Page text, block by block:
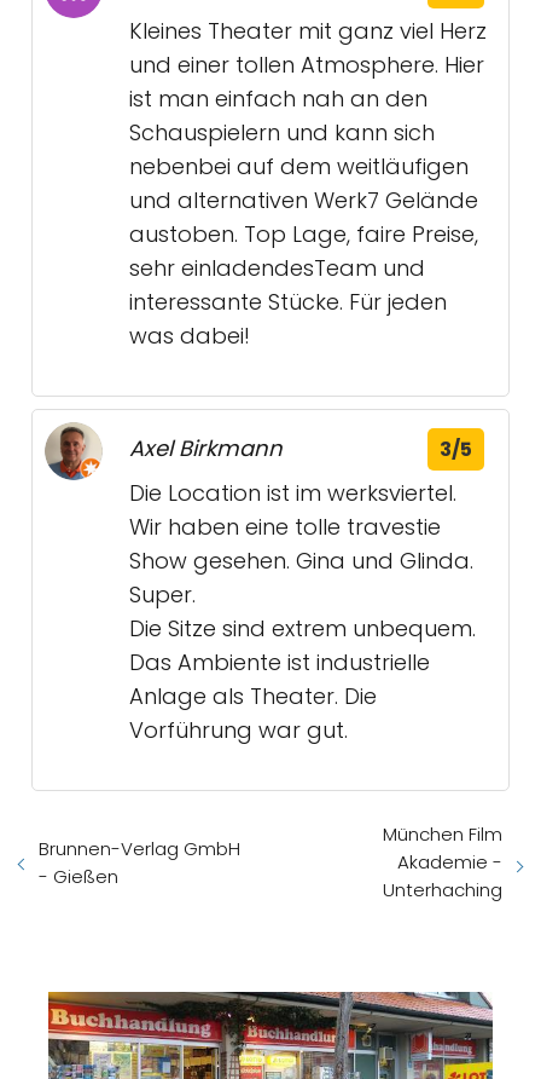
Kleines Theater mit ganz viel Herz
und einer tollen Atmosphere. Hier
ist man einfach nah an den
Schauspielern und kann sich
nebenbei auf dem weitläufigen
und alternativen Werk7 Gelände
austoben. Top Lage, faire Preise,
sehr einladendesTeam und
interessante Stücke. Für jeden
was dabei!
Axel Birkmann 3/5
Die Location ist im werksviertel.
Wir haben eine tolle travestie
Show gesehen. Gina und Glinda.
Super.
Die Sitze sind extrem unbequem.
Das Ambiente ist industrielle
Anlage als Theater. Die
Vorführung war gut.
Brunnen-Verlag GmbH
- Gießen
München Film
Akademie -
Unterhaching